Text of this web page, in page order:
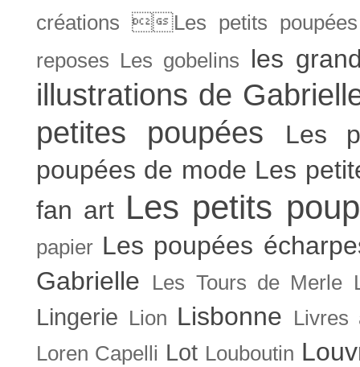
créations Les petits
reposes Les gobelins les
illustrations de
petites poupées
Les
poupées de mode Les
fan art Les petits
papier Les poupées
Gabrielle
Les Tours de Merle
Lingerie Lion Lisbonne
Livres
Loren Capelli Lot Louboutin